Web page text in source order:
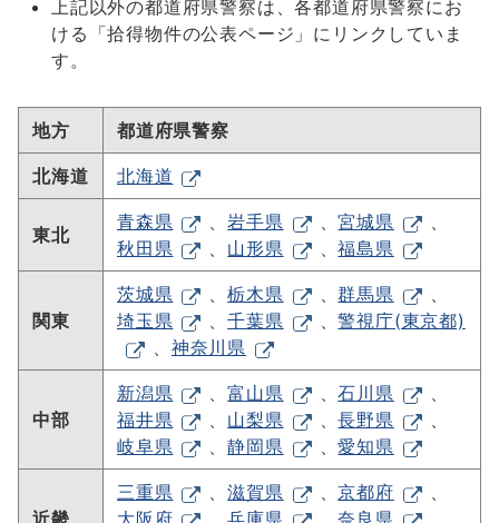
上記以外の都道府県警察は、各都道府県警察にお
ける「拾得物件の公表ページ」にリンクしていま
す。
地方 都道府県警察
北海道 北海道
東北
青森県 、岩手県 、宮城県
、
秋田県
、 山形県 、福島県
関東
茨城県 、栃木県 、群馬県
、
埼玉県
、千葉県 、警視庁(東京都)
、 神奈川県
中部
新潟県 、富山県 、石川県
、
福井県
、 山梨県 、長野県
、
岐阜県
、静岡県 、愛知県
近畿
三重県 、滋賀県 、京都府
、
大阪府
、兵庫県 、奈良県
、